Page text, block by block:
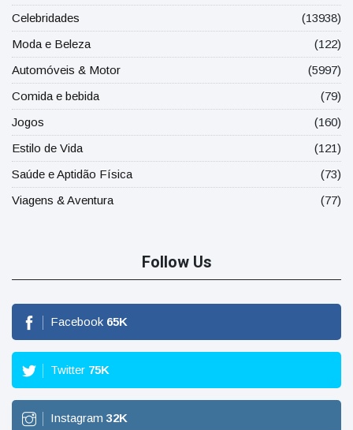
Celebridades
(13938)
Moda e Beleza
(122)
Automóveis & Motor
(5997)
Comida e bebida
(79)
Jogos
(160)
Estilo de Vida
(121)
Saúde e Aptidão Física
(73)
Viagens & Aventura
(77)
Follow Us
Facebook 65K
Twitter 75K
Instagram 32K